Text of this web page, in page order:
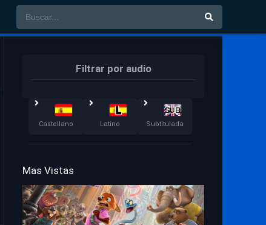
Filtrar por audio
Castellano Latino Subtitulada
Mas Vistas